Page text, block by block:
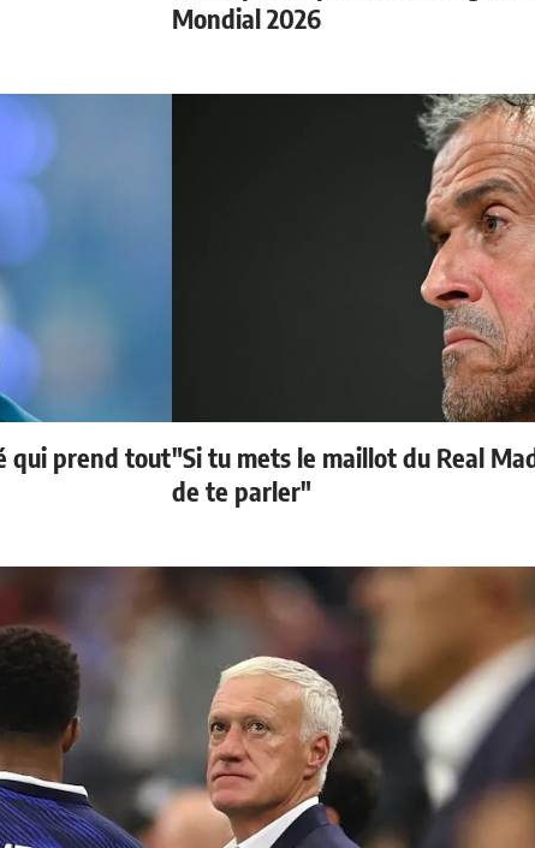
Mondial 2026
qui prend tout"Si tu mets le maillot du Real
de te parler"